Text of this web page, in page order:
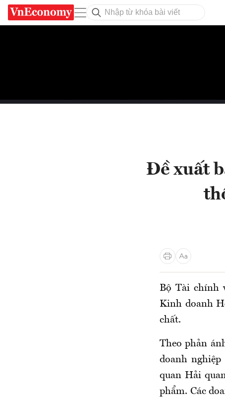
Đề xuất
Bộ Tài chính
Kinh doanh
chất.
Theo phản
doanh
quan Hải
phẩm. Các